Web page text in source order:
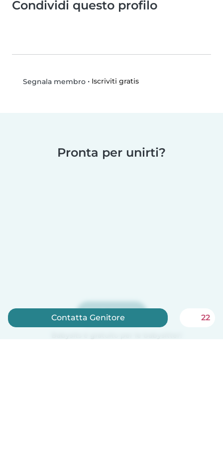
Condividi questo profilo
Segnala membro• Iscriviti gratis
Pronta per unirti?
Iscriviti ora
Contatta Genitore 22